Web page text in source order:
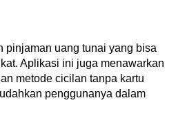
pinjaman uang tunai yang bisa
Aplikasi ini juga menawarkan
metode cicilan tanpa kartu
penggunanya dalam